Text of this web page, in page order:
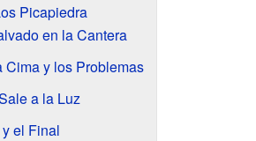
Picapiedra
en la Cantera
Cima y los Problemas
a la Luz
el Final